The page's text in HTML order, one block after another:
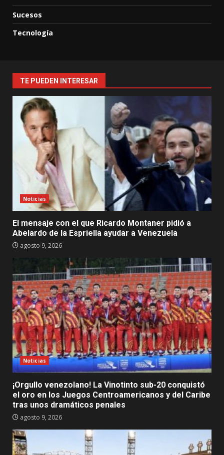
Sucesos
Tecnología
TE PUEDEN INTERESAR
Noticias
El mensaje con el que Ricardo Montaner pidió a
Abelardo de la Espriella ayudar a Venezuela
agosto 9, 2026
Noticias
¡Orgullo venezolano! La Vinotinto sub-20 conquistó
el oro en los Juegos Centroamericanos y del Caribe
tras unos dramáticos penales
agosto 9, 2026